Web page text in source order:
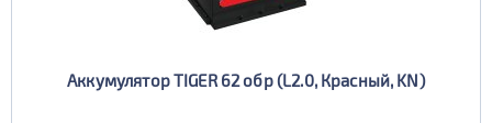
Аккумулятор TIGER 62 обр (L2.0, Красный, KN)